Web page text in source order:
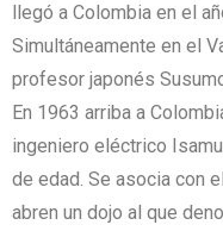
llegó a Colombia en el
Simultáneamente en el
profesor japonés
En 1963 arriba a
ingeniero eléctrico
de edad. Se asocia con
abren un dojo al que